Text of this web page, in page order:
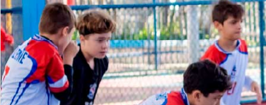
NOSSOCANAL